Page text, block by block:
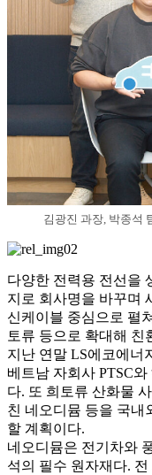
김광진 과장, 박종석
다양한 전력용 전선을
지로 회사명을 바꾸며
신케이블 중심으로 펼
토류 등으로 확대해 친
지난 연말 LS에코에너
베트남 자회사 PTSC
다. 또 희토류 산화물
친 네오디뮴 등을 국내
할 계획이다.
네오디뮴은 전기차와
석의 필수 원자재다.